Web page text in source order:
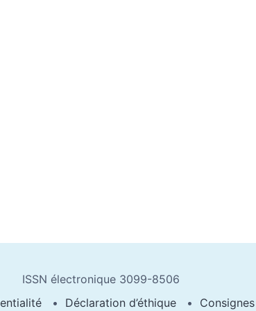
ISSN électronique 3099-8506
Déclaration d’éthique